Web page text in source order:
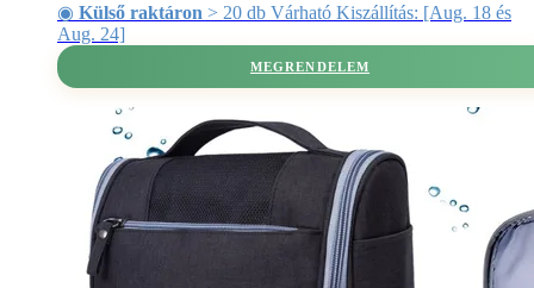
◉ Külső raktáron > 20 db Várható Kiszállítás: [Aug. 18 és
Aug. 24]
MEGRENDELEM